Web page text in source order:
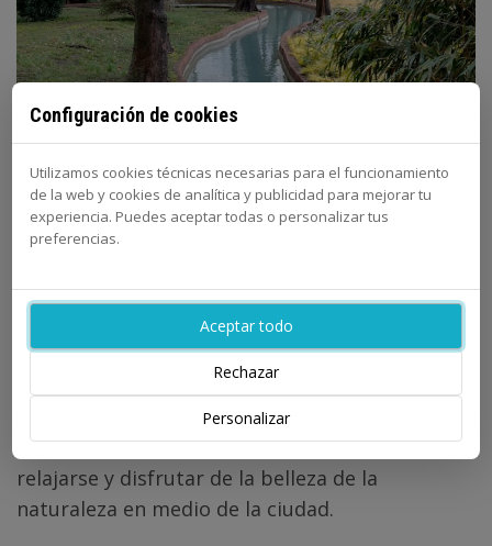
jardín dedicado a la exhibición de rosas en una
amplia variedad de especies y colores. La
Rosaleda es un lugar particularmente
encantador en primavera, cuando las flores
están en plena floración y el aroma de las rosas
se percibe en el aire. Es un lugar perfecto para
relajarse y disfrutar de la belleza de la
naturaleza en medio de la ciudad.
Configuración de cookies
Utilizamos cookies técnicas necesarias para el funcionamiento
de la web y cookies de analítica y publicidad para mejorar tu
experiencia. Puedes aceptar todas o personalizar tus
preferencias.
Personalizar
Rechazar
Aceptar todo